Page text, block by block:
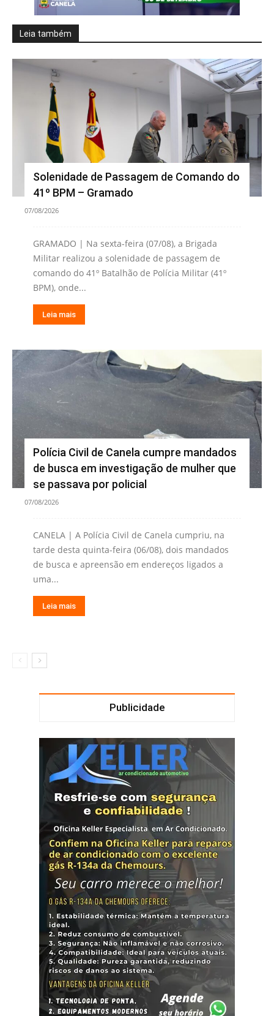
Leia também
Solenidade de Passagem de Comando do
41º BPM – Gramado
07/08/2026
GRAMADO | Na sexta-feira (07/08), a Brigada
Militar realizou a solenidade de passagem de
comando do 41º Batalhão de Polícia Militar (41º
BPM), onde...
Leia mais
Polícia Civil de Canela cumpre mandados
de busca em investigação de mulher que
se passava por policial
07/08/2026
CANELA | A Polícia Civil de Canela cumpriu, na
tarde desta quinta-feira (06/08), dois mandados
de busca e apreensão em endereços ligados a
uma...
Leia mais
Publicidade